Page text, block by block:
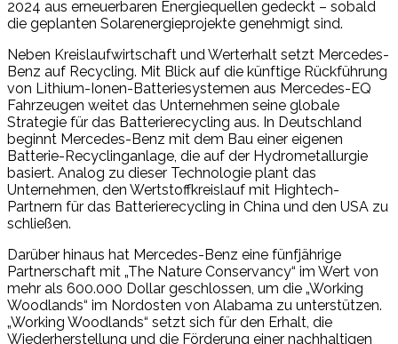
2024 aus erneuerbaren Energiequellen gedeckt – sobald
die geplanten Solarenergieprojekte genehmigt sind.
Neben Kreislaufwirtschaft und Werterhalt setzt Mercedes-
Benz auf Recycling. Mit Blick auf die künftige Rückführung
von Lithium-Ionen-Batteriesystemen aus Mercedes-EQ
Fahrzeugen weitet das Unternehmen seine globale
Strategie für das Batterierecycling aus. In Deutschland
beginnt Mercedes-Benz mit dem Bau einer eigenen
Batterie-Recyclinganlage, die auf der Hydrometallurgie
basiert. Analog zu dieser Technologie plant das
Unternehmen, den Wertstoffkreislauf mit Hightech-
Partnern für das Batterierecycling in China und den USA zu
schließen.
Darüber hinaus hat Mercedes-Benz eine fünfjährige
Partnerschaft mit „The Nature Conservancy“ im Wert von
mehr als 600.000 Dollar geschlossen, um die „Working
Woodlands“ im Nordosten von Alabama zu unterstützen.
„Working Woodlands“ setzt sich für den Erhalt, die
Wiederherstellung und die Förderung einer nachhaltigen